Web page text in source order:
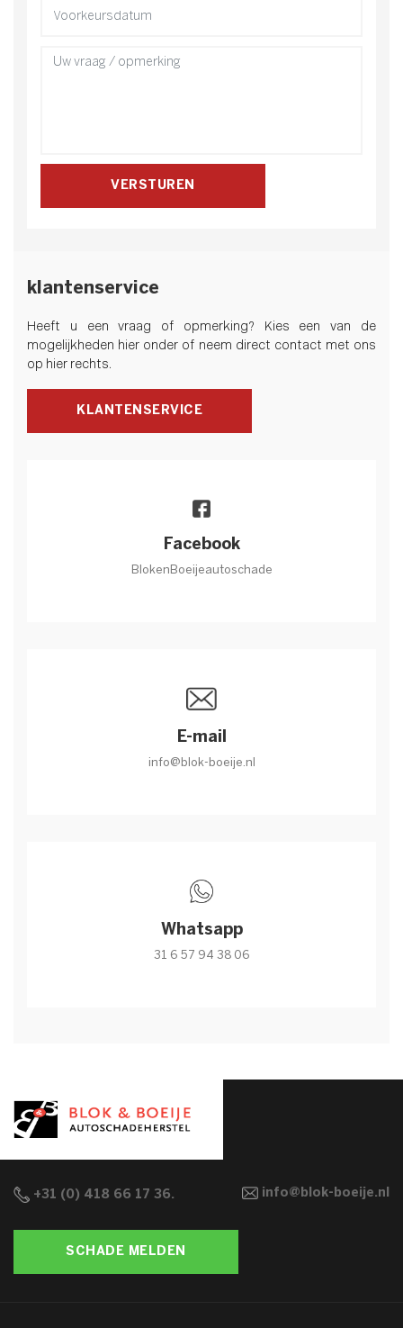
VERSTUREN
klantenservice
Heeft u een vraag of opmerking? Kies een van de
mogelijkheden hier onder of neem direct contact met ons
op hier rechts.
KLANTENSERVICE
Facebook
BlokenBoeijeautoschade
E-mail
info@blok-boeije.nl
Whatsapp
31 6 57 94 38 06
+31 (0) 418 66 17 36. info@blok-boeije.nl
SCHADE MELDEN